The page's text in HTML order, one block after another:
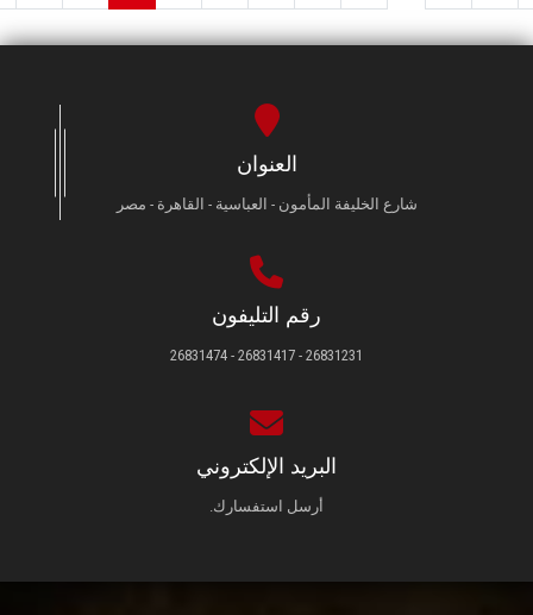
العنوان
شارع الخليفة المأمون - العباسية - القاهرة - مصر
رقم التليفون
26831231 - 26831417 - 26831474
البريد الإلكتروني
أرسل استفسارك.